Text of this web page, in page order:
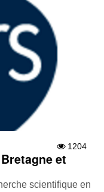
1204
et
scientifique en